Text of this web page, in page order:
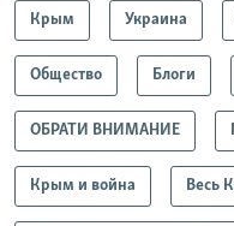
Крым Украина
Общество Блоги
ОБРАТИ ВНИМАНИЕ
Крым и война Весь